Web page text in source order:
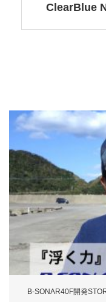
ClearBlue
B-SONAR40F開発